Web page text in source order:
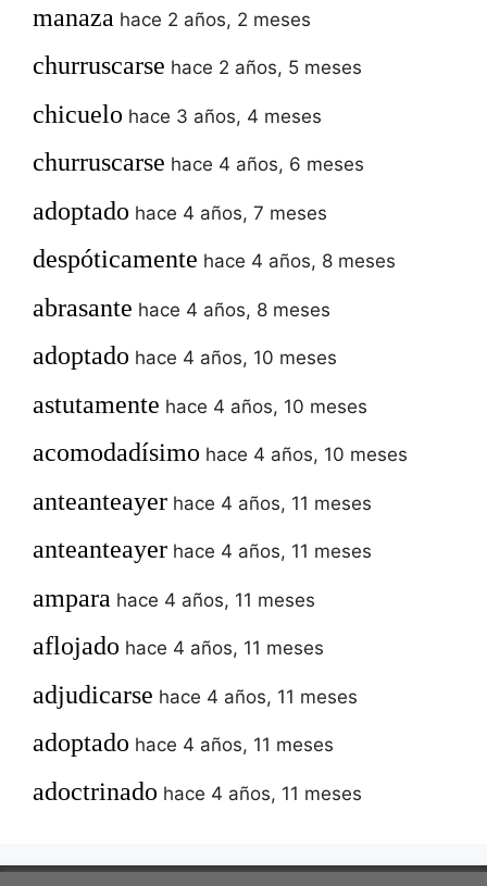
manaza hace 2 años, 2 meses
churruscarse hace 2 años, 5 meses
chicuelo hace 3 años, 4 meses
churruscarse hace 4 años, 6 meses
adoptado hace 4 años, 7 meses
despóticamente hace 4 años, 8 meses
abrasante hace 4 años, 8 meses
adoptado hace 4 años, 10 meses
astutamente hace 4 años, 10 meses
acomodadísimo hace 4 años, 10 meses
anteanteayer hace 4 años, 11 meses
anteanteayer hace 4 años, 11 meses
ampara hace 4 años, 11 meses
aflojado hace 4 años, 11 meses
adjudicarse hace 4 años, 11 meses
adoptado hace 4 años, 11 meses
adoctrinado hace 4 años, 11 meses